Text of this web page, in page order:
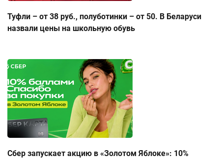
Туфли – от 38 руб., полуботинки – от 50. В Беларуси
назвали цены на школьную обувь
Сбер запускает акцию в «Золотом Яблоке»: 10%